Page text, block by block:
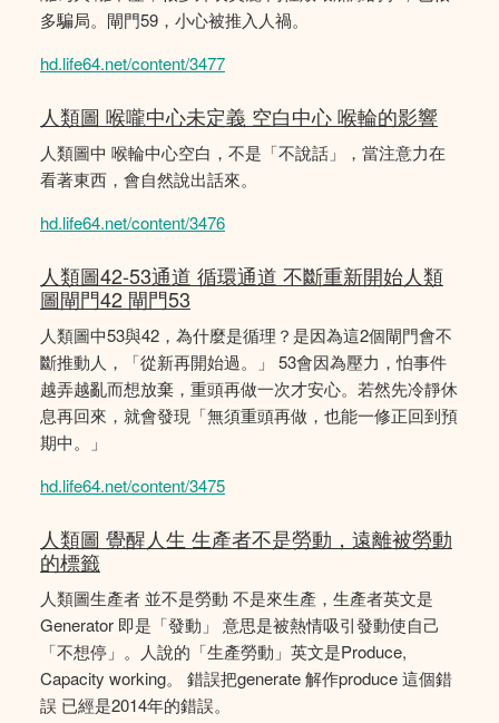
多騙局。閘門59，小心被推入人禍。
hd.life64.net/content/3477
人類圖 喉嚨中心未定義 空白中心 喉輪的影響
人類圖中 喉輪中心空白，不是「不說話」，當注意力在
看著東西，會自然說出話來。
hd.life64.net/content/3476
人類圖42-53通道 循環通道 不斷重新開始人類
圖閘門42 閘門53
人類圖中53與42，為什麼是循理？是因為這2個閘門會不
斷推動人，「從新再開始過。」 53會因為壓力，怕事件
越弄越亂而想放棄，重頭再做一次才安心。若然先冷靜休
息再回來，就會發現「無須重頭再做，也能一修正回到預
期中。」
hd.life64.net/content/3475
人類圖 覺醒人生 生產者不是勞動，遠離被勞動
的標籤
人類圖生產者 並不是勞動 不是來生產，生產者英文是
Generator 即是「發動」 意思是被熱情吸引發動使自己
「不想停」。人說的「生產勞動」英文是Produce,
Capacity working。 錯誤把generate 解作produce 這個錯
誤 已經是2014年的錯誤。